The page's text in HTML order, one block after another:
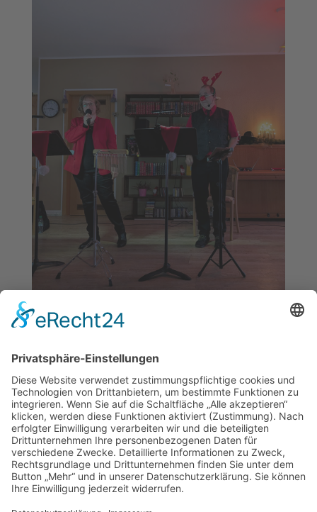
„Warten auf Weihnacht“
11 Dez. 2025
Alle Jahre wieder erklingen weihnachtliche
Melodien in der Adventszeit. Das
stimmungsvolle Programm „Warten auf...
mehr lesen